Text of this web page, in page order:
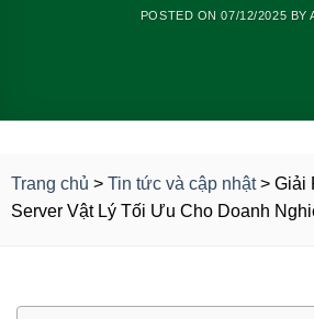
POSTED ON07/12/2025 BY
Trang chủ > Tin tức và cập nhật> Giải
Server Vật Lý Tối Ưu Cho Doanh